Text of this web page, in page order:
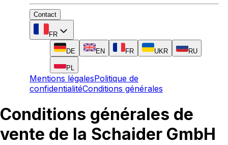
Contact
FR
DE EN FR UKR RU
PL
Mentions légalesPolitique de
confidentialitéConditions générales
Conditions générales de
vente de la Schaider GmbH